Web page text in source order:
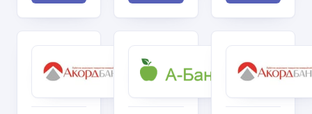
Максимальний
дохід
Online